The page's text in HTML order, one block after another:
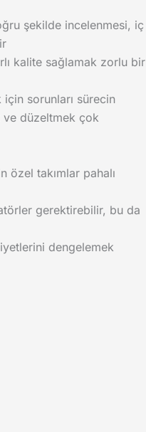
şekilde incelenmesi, iç
kalite sağlamak zorlu bir
için sorunları sürecin
ve düzeltmek çok
özel takımlar pahalı
gerektirebilir, bu da
dengelemek